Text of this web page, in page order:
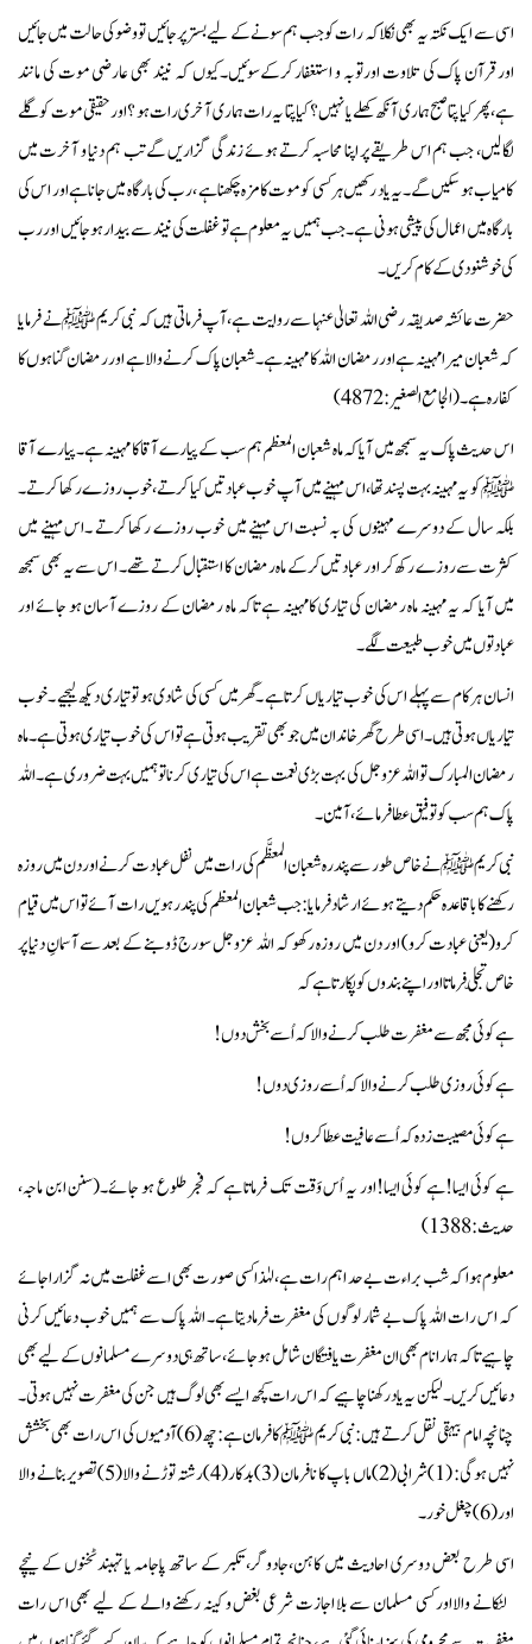
اسی سے ایک نکتہ یہ بھی نکلا کہ رات کو جب ہم سونے کے لیےبستر پر جائیں تووضو کی حالت میں جائیں
اور قرآن پاک کی تلاوت اورتوبہ و استغفار کرکےسوئیں۔کیوں کہ نیند بھی عارضی موت کی مانند
ہے،پھر کیا پتا صبح ہماری آنکھ کھلے یا نہیں؟ کیا پتا یہ رات ہماری آخری رات ہو ؟اور حقیقی موت کو گلے
لگا لیں، جب ہم اس طریقے پر اپنا محاسبہ کرتے ہوئے زندگی گزاریں گے تب ہم دنیا و آخرت میں
کامیاب ہو سکیں گے۔یہ یاد رکھیں ہر کسی کو موت کا مزہ چکھنا ہے ،رب کی بارگاہ میں جانا ہےاور اس کی
بارگاہ میں اعمال کی پیشی ہونی ہے۔جب ہمیں یہ معلوم ہے تو غفلت کی نیند سے بیدار ہو جائیں اور رب
کی خوشنودی کے کام کریں۔
حضرت عائشہ صدیقہ رضی اللہ تعالیٰ عنہا سے روایت ہے،آپ فرماتی ہیں کہ نبی کریم ﷺ نے فرمایا
کہ شعبان میرا مہینہ ہے اور رمضان اللہ کا مہینہ ہے۔شعبان پاک کرنے والا ہے اور رمضان گناہوں کا
کفارہ ہے۔(الجامع الصغير:4872)
اس حدیث پاک یہ سمجھ میں آیاکہ ماہ شعبان المعظم ہم سب کے پیارے آقا کا مہینہ ہے ۔پیارے آقا
ﷺ کو یہ مہینہ بہت پسند تھا، اس مہینے میں آپ خوب عبادتیں کیا کرتے،خوب روزے رکھا کرتے ۔
بلکہ سال کے دوسرے مہینوں کی بہ نسبت اس مہینے میں خوب روزے رکھا کرتے ۔اس مہینے میں
کثرت سے روزے رکھ کر اور عبادتیں کرکے ماہ رمضان کا استقبال کرتے تھے ۔ اس سے یہ بھی سمجھ
میں آیا کہ یہ مہینہ ماہ رمضان کی تیاری کامہینہ ہے تاکہ ماہ رمضان کے روزے آسان ہو جائے اور
عبادتوں میں خوب طبیعت لگے۔
انسان ہر کام سے پہلے اس کی خوب تیاریاں کرتا ہے ۔گھر میں کسی کی شادی ہو تو تیاری دیکھ لیجیے ۔خوب
تیاریاں ہوتی ہیں ۔ اسی طرح گھر خاندان میں جو بھی تقریب ہوتی ہے تو اس کی خوب تیاری ہوتی ہے ۔ماہ
رمضان المبارک تو اللہ عزوجل کی بہت بڑی نعمت ہے اس کی تیاری کرناتو ہمیں بہت ضروری ہے ۔اللہ
پاک ہم سب کو توفیق عطا فرمائے،آمین۔
نبی کریم ﷺنے خاص طور سے پندرہ شعبان المعظَّم کی رات میں نفل عبادت کرنے اور دن میں روزہ
رکھنے کا باقاعدہ حکم دیتے ہوئے ارشاد فرمایا:جب شعبان المعظم کی پندرہویں رات آئے تو اس میں قیام
کرو(یعنی عبادت کرو) اور دن میں روزہ رکھو کہ اللہ عزوجل سورج ڈوبنے کے بعد سے آسمانِ دنیا پر
خاص تجلّی فرماتا اور اپنے بندوں کو پکارتاہے کہ
ہے کوئی مجھ سے مغفرت طلب کرنے والا کہ اُسے بخش دوں!
ہے کوئی روزی طلب کرنے والا کہ اُسے روزی دوں!
ہے کوئی مصیبت زدہ کہ اُسے عافیت عطا کروں!
ہے کوئی ایسا!ہے کوئی ایسا!اور یہ اُس وَقت تک فرماتا ہے کہ فجرطلوع ہو جائے۔(سنن ابن ماجہ،
حدیث: 1388)
معلوم ہوا کہ شب براء ت بے حد اہم رات ہے،لہٰذا کسی صورت بھی اسے غفلت میں نہ گزارا جائے
کہ اس رات اللہ پاک بے شمار لوگوں کی مغفرت فرمادیتا ہے۔ اللہ پاک سے ہمیں خوب دعائیں کرنی
چاہیے تاکہ ہمارا نام بھی ان مغفرت یافتگان شامل ہوجائے ، ساتھ ہی دوسرے مسلمانوں کے لیے بھی
دعائیں کریں۔لیکن یہ یاد رکھنا چاہیے کہ اس رات کچھ ایسے بھی لوگ ہیں جن کی مغفرت نہیں ہوتی ۔
چنانچہ امام بیہقی نقل کرتے ہیں:نبی کریم ﷺکا فرمان ہے: چھ(6) آدمیوں کی اس رات بھی بخشش
نہیں ہوگی: (1)شرابی(2)ماں باپ کا نافرمان (3)بدکار (4)رشتہ توڑنے والا(5)تصویر بنانے والا
اور(6)چغل خور۔
اسی طرح بعض دوسری احادیث میں کاہن،جادوگر،تکبر کے ساتھ پاجامہ یا تہبندٹخنوں کے نیچے
لٹکانے والااور کسی مسلمان سے بلا اجازت شرعی بغض و کینہ رکھنے والے کے لیے بھی اس رات